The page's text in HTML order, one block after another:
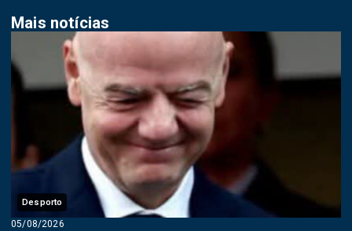
Mais notícias
Desporto
05/08/2026